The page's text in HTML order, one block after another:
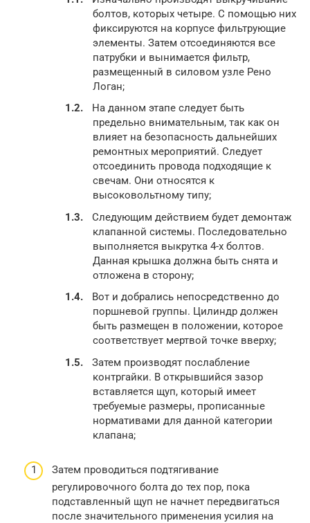
болтов, которых четыре. С помощью них
фиксируются на корпусе фильтрующие
элементы. Затем отсоединяются все
патрубки и вынимается фильтр,
размещенный в силовом узле Рено
Логан;
На данном этапе следует быть
предельно внимательным, так как он
влияет на безопасность дальнейших
ремонтных мероприятий. Следует
отсоединить провода подходящие к
свечам. Они относятся к
высоковольтному типу;
Следующим действием будет демонтаж
клапанной системы. Последовательно
выполняется выкрутка 4-х болтов.
Данная крышка должна быть снята и
отложена в сторону;
Вот и добрались непосредственно до
поршневой группы. Цилиндр должен
быть размещен в положении, которое
соответствует мертвой точке вверху;
Затем производят послабление
контргайки. В открывшийся зазор
вставляется щуп, который имеет
требуемые размеры, прописанные
нормативами для данной категории
клапана;
Затем проводиться подтягивание
регулировочного болта до тех пор, пока
подставленный щуп не начнет передвигаться
после значительного применения усилия на